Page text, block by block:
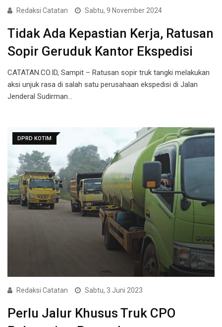
Redaksi Catatan Sabtu, 9 November 2024
Tidak Ada Kepastian Kerja, Ratusan
Sopir Geruduk Kantor Ekspedisi
CATATAN.CO.ID, Sampit – Ratusan sopir truk tangki melakukan
aksi unjuk rasa di salah satu perusahaan ekspedisi di Jalan
Jenderal Sudirman…
DPRD KOTIM
Redaksi Catatan Sabtu, 3 Juni 2023
Perlu Jalur Khusus Truk CPO